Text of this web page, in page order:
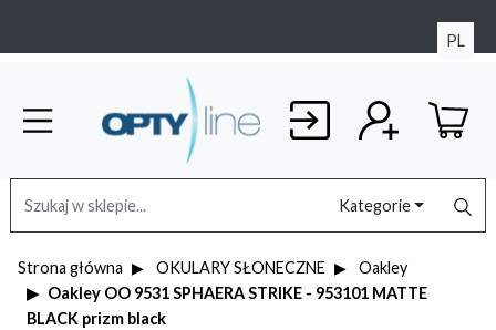
PL
Kategorie
Strona główna OKULARY SŁONECZNE
Oakley
Oakley OO 9531 SPHAERA STRIKE - 953101 MATTE
BLACK prizm black